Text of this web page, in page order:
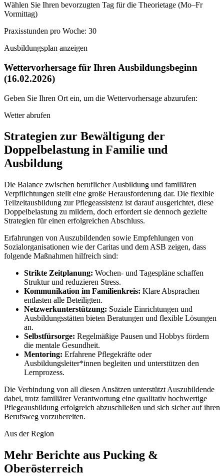
Wählen Sie Ihren bevorzugten Tag für die Theorietage (Mo–Fr
Vormittag)
Praxisstunden pro Woche: 30
Ausbildungsplan anzeigen
Wettervorhersage für Ihren Ausbildungsbeginn
(16.02.2026)
Geben Sie Ihren Ort ein, um die Wettervorhersage abzurufen:
Wetter abrufen
Strategien zur Bewältigung der
Doppelbelastung in Familie und
Ausbildung
Die Balance zwischen beruflicher Ausbildung und familiären
Verpflichtungen stellt eine große Herausforderung dar. Die flexible
Teilzeitausbildung zur Pflegeassistenz ist darauf ausgerichtet, diese
Doppelbelastung zu mildern, doch erfordert sie dennoch gezielte
Strategien für einen erfolgreichen Abschluss.
Erfahrungen von Auszubildenden sowie Empfehlungen von
Sozialorganisationen wie der Caritas und dem ASB zeigen, dass
folgende Maßnahmen hilfreich sind:
Strikte Zeitplanung: Wochen- und Tagespläne schaffen
Struktur und reduzieren Stress.
Kommunikation im Familienkreis: Klare Absprachen
entlasten alle Beteiligten.
Netzwerkunterstützung: Soziale Einrichtungen und
Ausbildungsstätten bieten Beratungen und flexible Lösungen
an.
Selbstfürsorge: Regelmäßige Pausen und Hobbys fördern
die mentale Gesundheit.
Mentoring: Erfahrene Pflegekräfte oder
Ausbildungsleiter*innen begleiten und unterstützen den
Lernprozess.
Die Verbindung von all diesen Ansätzen unterstützt Auszubildende
dabei, trotz familiärer Verantwortung eine qualitativ hochwertige
Pflegeausbildung erfolgreich abzuschließen und sich sicher auf ihren
Berufsweg vorzubereiten.
Aus der Region
Mehr Berichte aus Pucking &
Oberösterreich